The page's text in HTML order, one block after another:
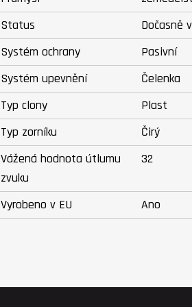
Status
Dočasně
Systém ochrany
Pasivní
Systém upevnění
Čelenka
Typ clony
Plast
Typ zorníku
Čirý
Vážená hodnota útlumu
zvuku
32
Vyrobeno v EU Ano